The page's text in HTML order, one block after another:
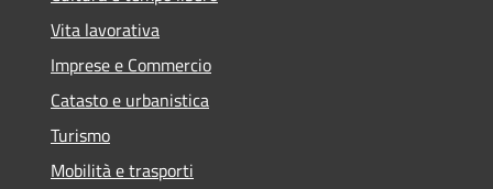
Vita lavorativa
Imprese e Commercio
Catasto e urbanistica
Turismo
Mobilità e trasporti